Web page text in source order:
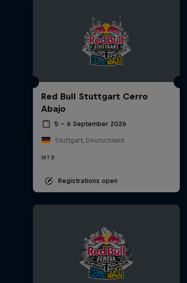
Red Bull Stuttgart Cerro
Abajo
5 – 6 September 2026
Stuttgart, Deutschland
MTB
Registrations open